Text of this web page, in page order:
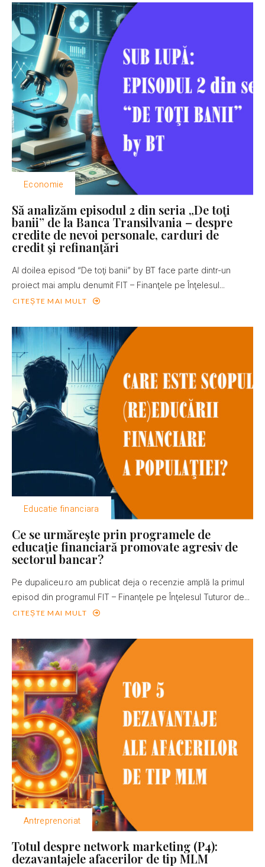
Economie
Să analizăm episodul 2 din seria „De toţi
banii” de la Banca Transilvania – despre
credite de nevoi personale, carduri de
credit şi refinanţări
Al doilea episod “De toţi banii” by BT face parte dintr-un
proiect mai amplu denumit FIT – Finanţele pe Înţelesul...
CITEȘTE MAI MULT
Educatie financiara
Ce se urmăreşte prin programele de
educaţie financiară promovate agresiv de
sectorul bancar?
Pe dupaliceu.ro am publicat deja o recenzie amplă la primul
episod din programul FIT – Finanţele pe Înţelesul Tuturor de...
CITEȘTE MAI MULT
Antreprenoriat
Totul despre network marketing (P4):
dezavantajele afacerilor de tip MLM